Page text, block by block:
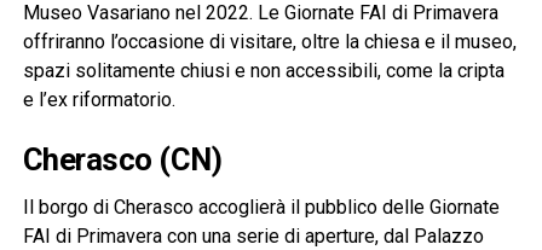
Museo Vasariano nel 2022. Le Giornate FAI di Primavera
offriranno l’occasione di visitare, oltre la chiesa e il museo,
spazi solitamente chiusi e non accessibili, come la cripta
e l’ex riformatorio.
Cherasco (CN)
Il borgo di Cherasco accoglierà il pubblico delle Giornate
FAI di Primavera con una serie di aperture, dal Palazzo